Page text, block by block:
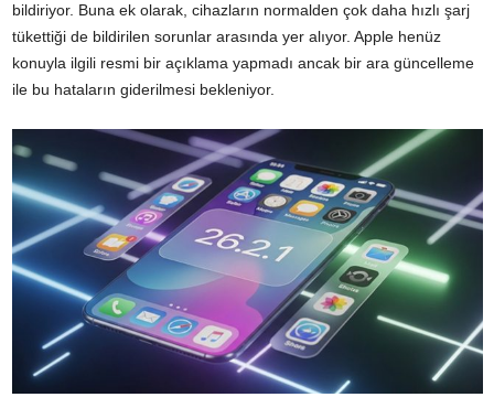
bildiriyor. Buna ek olarak, cihazların normalden çok daha hızlı şarj
tükettiği de bildirilen sorunlar arasında yer alıyor. Apple henüz
konuyla ilgili resmi bir açıklama yapmadı ancak bir ara güncelleme
ile bu hataların giderilmesi bekleniyor.